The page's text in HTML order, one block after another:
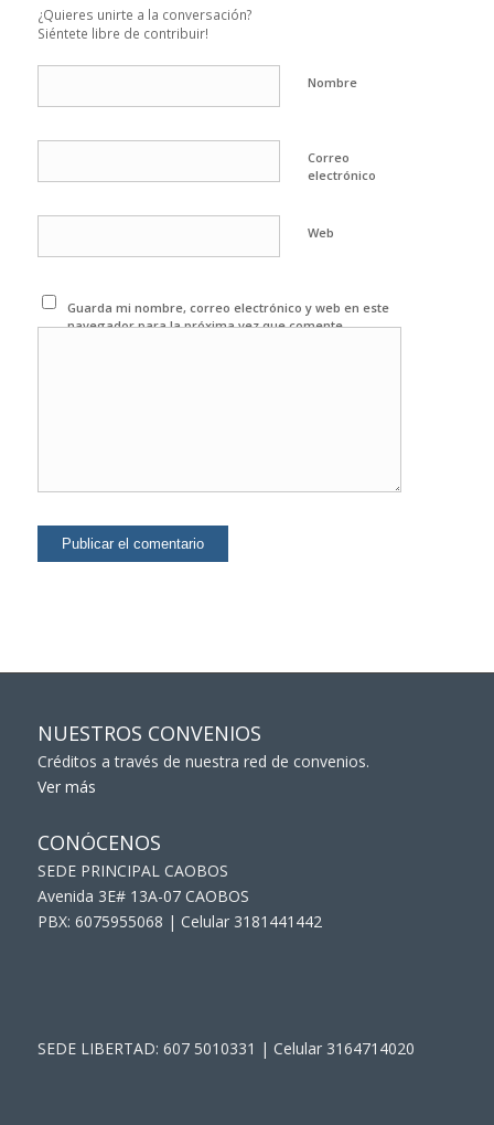
¿Quieres unirte a la conversación?
Siéntete libre de contribuir!
Nombre
Correo
electrónico
Web
Guarda mi nombre, correo electrónico y web en este
navegador para la próxima vez que comente.
NUESTROS CONVENIOS
Créditos a través de nuestra red de convenios.
Ver más
CONÓCENOS
SEDE PRINCIPAL CAOBOS
Avenida 3E# 13A-07 CAOBOS
PBX: 6075955068 | Celular 3181441442
SEDE LIBERTAD: 607 5010331 | Celular 3164714020